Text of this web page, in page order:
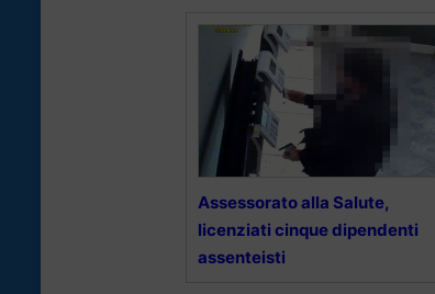
Assessorato alla Salute,
licenziati cinque dipendenti
assenteisti